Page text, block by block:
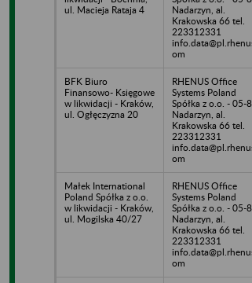
ul. Macieja Rataja 4
Nadarzyn, al.
Krakowska 66 tel.
223312331
om
BFK Biuro
Finansowo- Księgowe
w likwidacji - Kraków,
ul. Ogłęczyzna 20
RHENUS Office
Systems Poland
Spółka z o.o. - 05-
Nadarzyn, al.
Krakowska 66 tel.
223312331
om
Małek International
Poland Spółka z o.o.
w likwidacji - Kraków,
ul. Mogilska 40/27
RHENUS Office
Systems Poland
Spółka z o.o. - 05-
Nadarzyn, al.
Krakowska 66 tel.
223312331
om